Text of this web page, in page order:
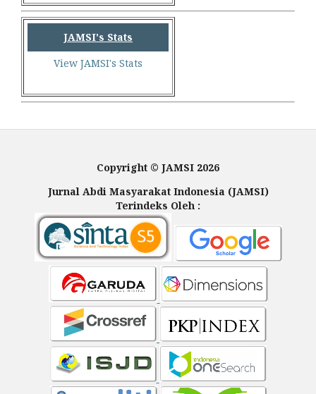
JAMSI's Stats
View JAMSI's Stats
Copyright © JAMSI 2026
Jurnal Abdi Masyarakat Indonesia (JAMSI)
Terindeks Oleh :